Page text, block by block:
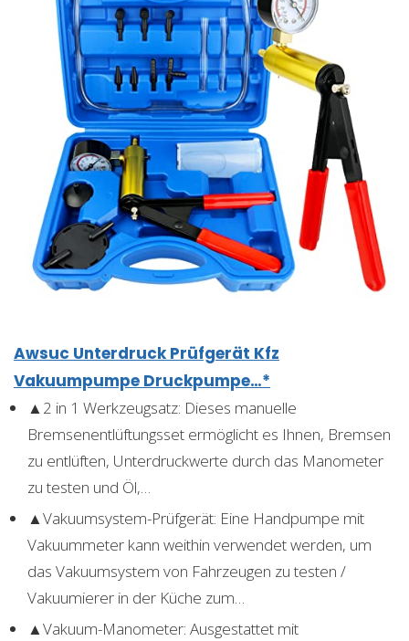
Awsuc Unterdruck Prüfgerät Kfz
Vakuumpumpe Druckpumpe…*
▲2 in 1 Werkzeugsatz: Dieses manuelle
Bremsenentlüftungsset ermöglicht es Ihnen, Bremsen
zu entlüften, Unterdruckwerte durch das Manometer
zu testen und Öl,…
▲Vakuumsystem-Prüfgerät: Eine Handpumpe mit
Vakuummeter kann weithin verwendet werden, um
das Vakuumsystem von Fahrzeugen zu testen /
Vakuumierer in der Küche zum…
▲Vakuum-Manometer: Ausgestattet mit